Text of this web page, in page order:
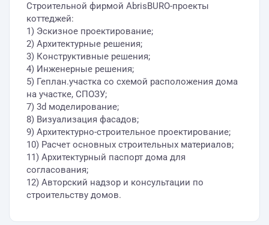
Строительной фирмой AbrisBURO-проекты
коттеджей:
1) Эскизное проектирование;
2) Архитектурные решения;
3) Конструктивные решения;
4) Инженерные решения;
5) Геплан.участка со схемой расположения дома
на участке, СПОЗУ;
7) 3d моделирование;
8) Визуализация фасадов;
9) Архитектурно-строительное проектирование;
10) Расчет основных строительных материалов;
11) Архитектурный паспорт дома для
согласования;
12) Авторский надзор и консультации по
строительству домов.